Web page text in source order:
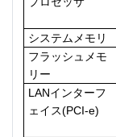
システムメモリ
フラッシュメモ
リー
LANインターフ
ェイス(PCI-e)